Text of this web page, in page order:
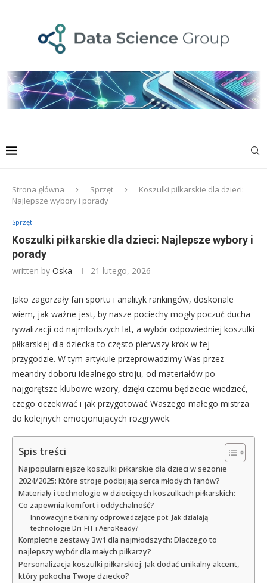
Strona główna Sprzęt
Koszulki piłkarskie dla dzieci:
Najlepsze wybory i porady
Sprzęt
Koszulki piłkarskie dla dzieci: Najlepsze wybory i
porady
written by Oska 21 lutego, 2026
Jako zagorzały fan sportu i analityk rankingów, doskonale
wiem, jak ważne jest, by nasze pociechy mogły poczuć ducha
rywalizacji od najmłodszych lat, a wybór odpowiedniej koszulki
piłkarskiej dla dziecka to często pierwszy krok w tej
przygodzie. W tym artykule przeprowadzimy Was przez
meandry doboru idealnego stroju, od materiałów po
najgorętsze klubowe wzory, dzięki czemu będziecie wiedzieć,
czego oczekiwać i jak przygotować Waszego małego mistrza
do kolejnych emocjonujących rozgrywek.
Spis treści
Najpopularniejsze koszulki piłkarskie dla dzieci w sezonie
2024/2025: Które stroje podbijają serca młodych fanów?
Materiały i technologie w dziecięcych koszulkach piłkarskich:
Co zapewnia komfort i oddychalność?
Innowacyjne tkaniny odprowadzające pot: Jak działają
technologie Dri-FIT i AeroReady?
Kompletne zestawy 3w1 dla najmłodszych: Dlaczego to
najlepszy wybór dla małych piłkarzy?
Personalizacja koszulki piłkarskiej: Jak dodać unikalny akcent,
który pokocha Twoje dziecko?